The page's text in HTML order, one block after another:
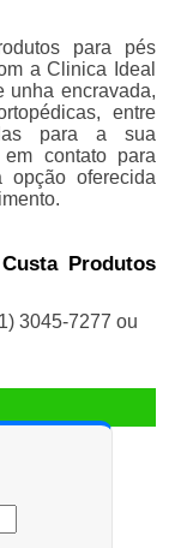
para pés
a Clinica Ideal
unha encravada,
entre
para a sua
contato para
opção oferecida
Produtos
3045-7277 ou